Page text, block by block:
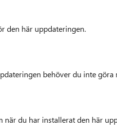
den här uppdateringen.
behöver du inte
när du har installerat den här